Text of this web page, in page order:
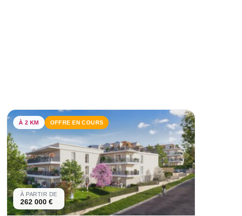
À 2 KM OFFRE EN COURS
À PARTIR DE
262 000 €